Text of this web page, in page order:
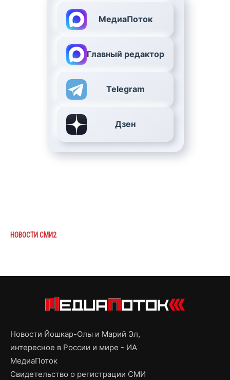
МедиаПоток
Главный редактор
Telegram
Дзен
НОВОСТИ СМИ2
Новости Йошкар-Олы и Марий Эл,
интересное в России и мире - ИА
МедиаПоток
Свидетельство о регистрации СМИ